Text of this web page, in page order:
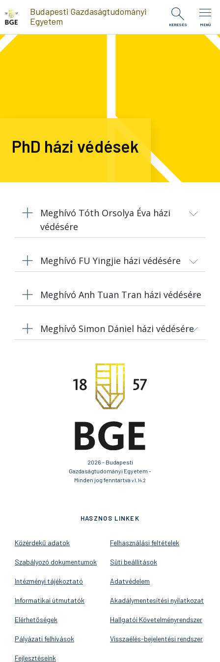
Ugrás a tartalomra
Budapesti Gazdaságtudományi
Egyetem
KERESÉS MENÜ
PhD házi védések
Meghívó Tóth Orsolya Éva házi
védésére
Meghívó FU Yingjie házi védésére
Meghívó Anh Tuan Tran házi védésére
Meghívó Simon Dániel házi védésére
2026 - Budapesti
Gazdaságtudományi Egyetem -
Minden jog fenntartva v1.14.2
HASZNOS LINKEK
Közérdekű adatok
Szabályozó dokumentumok
Intézményi tájékoztató
Informatikai útmutatók
Elérhetőségek
Pályázati felhívások
Fejlesztéseink
Felhasználási feltételek
Süti beállítások
Adatvédelem
Akadálymentesítési nyilatkozat
Hallgatói Követelményrendszer
Visszaélés-bejelentési rendszer